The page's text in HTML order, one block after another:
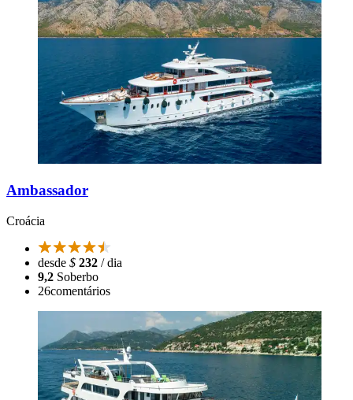
Ambassador
Croácia
desde $ 232 / dia
9,2 Soberbo
26comentários